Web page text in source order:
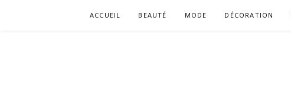
ACCUEIL BEAUTÉ MODE DÉCORATION